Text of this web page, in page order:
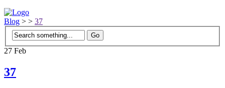
Blog > > 37
27 Feb
37